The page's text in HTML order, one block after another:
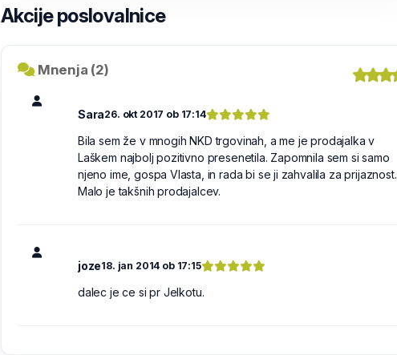
Akcije poslovalnice
Mnenja (2)
Sara26. okt 2017 ob 17:14
Bila sem že v mnogih NKD trgovinah, a me je prodajalka v
Laškem najbolj pozitivno presenetila. Zapomnila sem si samo
njeno ime, gospa Vlasta, in rada bi se ji zahvalila za prijaznost.
Malo je takšnih prodajalcev.
joze18. jan 2014 ob 17:15
dalec je ce si pr Jelkotu.